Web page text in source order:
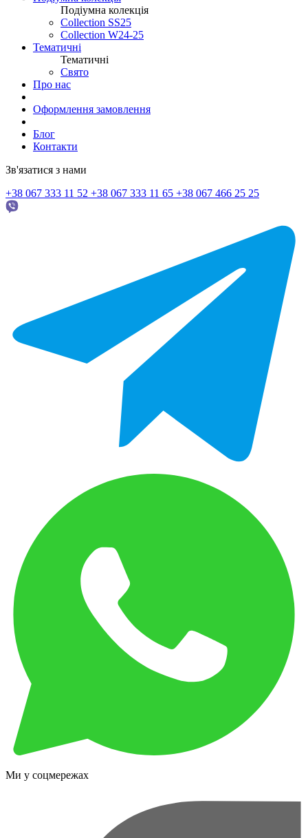
Подіумна колекція
Collection SS25
Collection W24-25
Тематичні
Тематичні
Свято
Про нас
Оформлення замовлення
Блог
Контакти
Зв'язатися з нами
+38 067 333 11 52 +38 067 333 11 65 +38 067 466 25 25
Ми у соцмережах